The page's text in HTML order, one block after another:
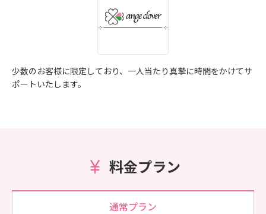
少数のお客様に限定しており、一人当たり真摯に時間をかけてサ
ポートいたします。
料金プラン
通常プラン